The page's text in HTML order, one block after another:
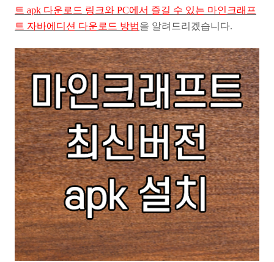
트 apk 다운로드 링크와 PC에서 즐길 수 있는 마인크래프
트 자바에디션 다운로드 방법을 알려드리겠습니다.